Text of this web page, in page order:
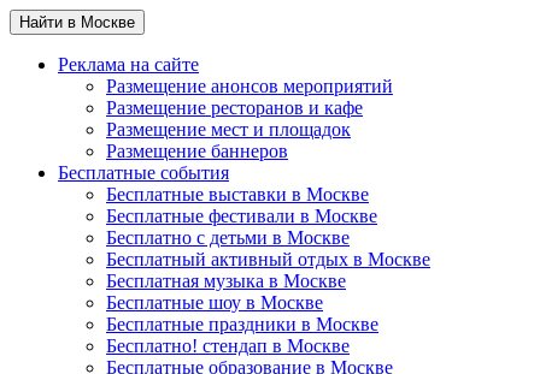
Найти в Москве
Реклама на сайте
Размещение анонсов мероприятий
Размещение ресторанов и кафе
Размещение мест и площадок
Размещение баннеров
Бесплатные события
Бесплатные выставки в Москве
Бесплатные фестивали в Москве
Бесплатно с детьми в Москве
Бесплатный активный отдых в Москве
Бесплатная музыка в Москве
Бесплатные шоу в Москве
Бесплатные праздники в Москве
Бесплатно! стендап в Москве
Бесплатные образование в Москве